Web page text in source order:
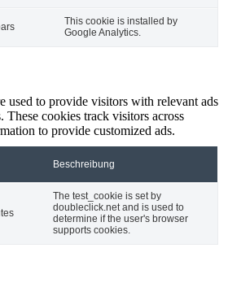
This cookie is installed by
Google Analytics.
used to provide visitors with relevant ads
These cookies track visitors across
to provide customized ads.
Beschreibung
The test_cookie is set by
doubleclick.net and is used to
determine if the user's browser
supports cookies.